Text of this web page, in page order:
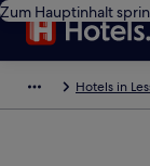
Zum Hauptinhalt
Hotels in